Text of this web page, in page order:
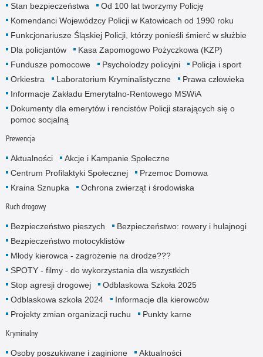
Stan bezpieczeństwa
Od 100 lat tworzymy Policję
Komendanci Wojewódzcy Policji w Katowicach od 1990 roku
Funkcjonariusze Śląskiej Policji, którzy ponieśli śmierć w służbie
Dla policjantów
Kasa Zapomogowo Pożyczkowa (KZP)
Fundusze pomocowe
Psycholodzy policyjni
Policja i sport
Orkiestra
Laboratorium Kryminalistyczne
Prawa człowieka
Informacje Zakładu Emerytalno-Rentowego MSWiA
Dokumenty dla emerytów i rencistów Policji starających się o
pomoc socjalną
Prewencja
Aktualności
Akcje i Kampanie Społeczne
Centrum Profilaktyki Społecznej
Przemoc Domowa
Kraina Sznupka
Ochrona zwierząt i środowiska
Ruch drogowy
Bezpieczeństwo pieszych
Bezpieczeństwo: rowery i hulajnogi
Bezpieczeństwo motocyklistów
Młody kierowca - zagrożenie na drodze???
SPOTY - filmy - do wykorzystania dla wszystkich
Stop agresji drogowej
Odblaskowa Szkoła 2025
Odblaskowa szkoła 2024
Informacje dla kierowców
Projekty zmian organizacji ruchu
Punkty karne
Kryminalny
Osoby poszukiwane i zaginione Aktualności